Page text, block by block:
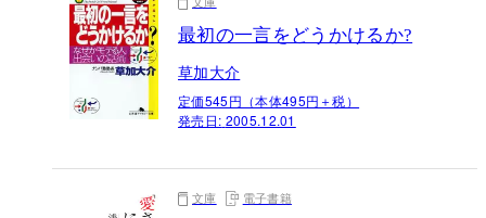
最初の一言をどうかけるか?
草加大介
定価545円（本体495円＋税）
発売日: 2005.12.01
文庫 電子書籍